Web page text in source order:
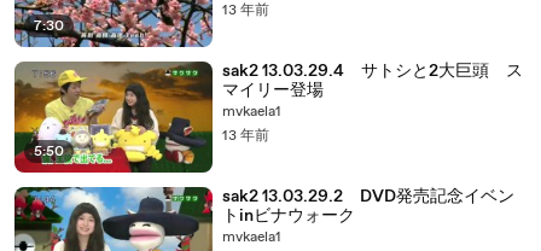
7:30
13 年前
5:50
sak2 13.03.29.4 サトシと2大巨頭 ス
マイリー登場
mvkaela1
13 年前
sak2 13.03.29.2 DVD発売記念イベン
トinビナウォーク
mvkaela1